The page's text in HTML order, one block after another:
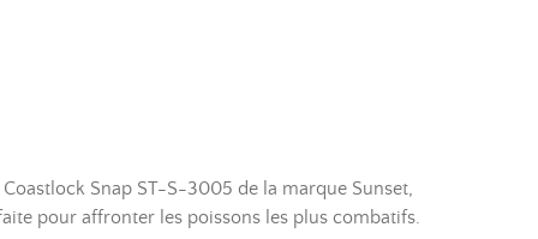
Snap ST-S-3005 de la marque Sunset,
pour affronter les poissons les plus combatifs.